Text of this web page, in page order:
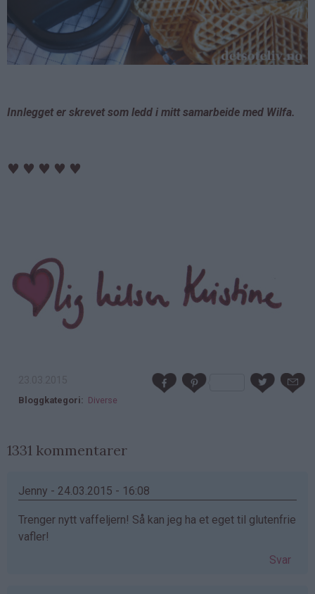
Innlegget er skrevet som ledd i mitt samarbeide med Wilfa.
♥ ♥ ♥ ♥ ♥
Bloggkategori Diverse
1331 kommentarer
Jenny - 24.03.2015 - 16:08
Trenger nytt vaffeljern! Så kan jeg ha et eget til glutenfrie
vafler!
Svar